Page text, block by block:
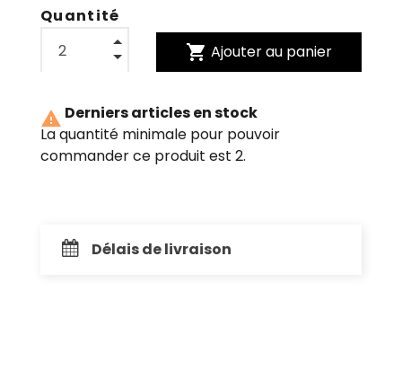
Quantité
shopping_cart Ajouter au panier
 Derniers articles en stock
La quantité minimale pour pouvoir
commander ce produit est 2.
Délais de livraison